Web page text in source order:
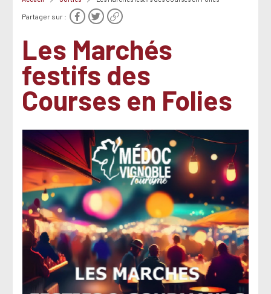
Partager sur :
Les Marchés
festifs des
Courses en Folies